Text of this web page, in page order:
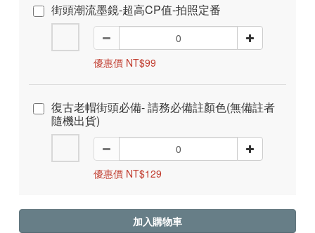
街頭潮流墨鏡-超高CP值-拍照定番
優惠價 NT$99
復古老帽街頭必備- 請務必備註顏色(無備註者
隨機出貨)
優惠價 NT$129
加入購物車